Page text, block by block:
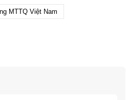
MTTQ Việt Nam